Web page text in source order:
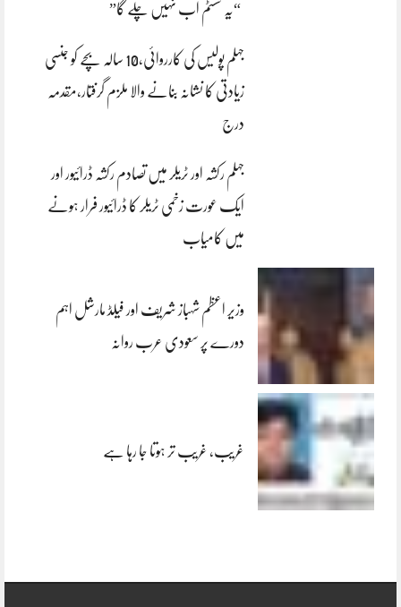
“یہ سسٹم اب نہیں چلے گا”
جہلم پولیس کی کارروائی،10 سالہ بچے کو جنسی
زیادتی کا نشانہ بنانے والا ملزم گرفتار،مقدمہ
درج
جہلم رکشہ اور ٹریلر میں تصادم رکشہ ڈرائیور اور
ایک عورت زخمی ٹریلر کا ڈرائیور فرار ہونے
میں کامیاب
وزیر اعظم شہباز شریف اور فیلڈ مارشل اہم
دورے پر سعودی عرب روانہ
غریب، غریب تر ہوتا جا رہا ہے